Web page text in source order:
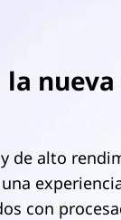
de alto
con